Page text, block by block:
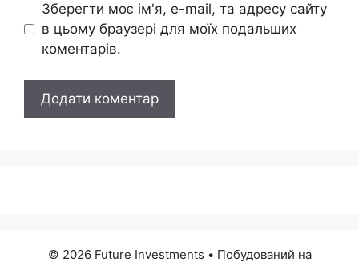
Зберегти моє ім'я, e-mail, та адресу сайту
в цьому браузері для моїх подальших
коментарів.
© 2026 Future Investments • Побудований на